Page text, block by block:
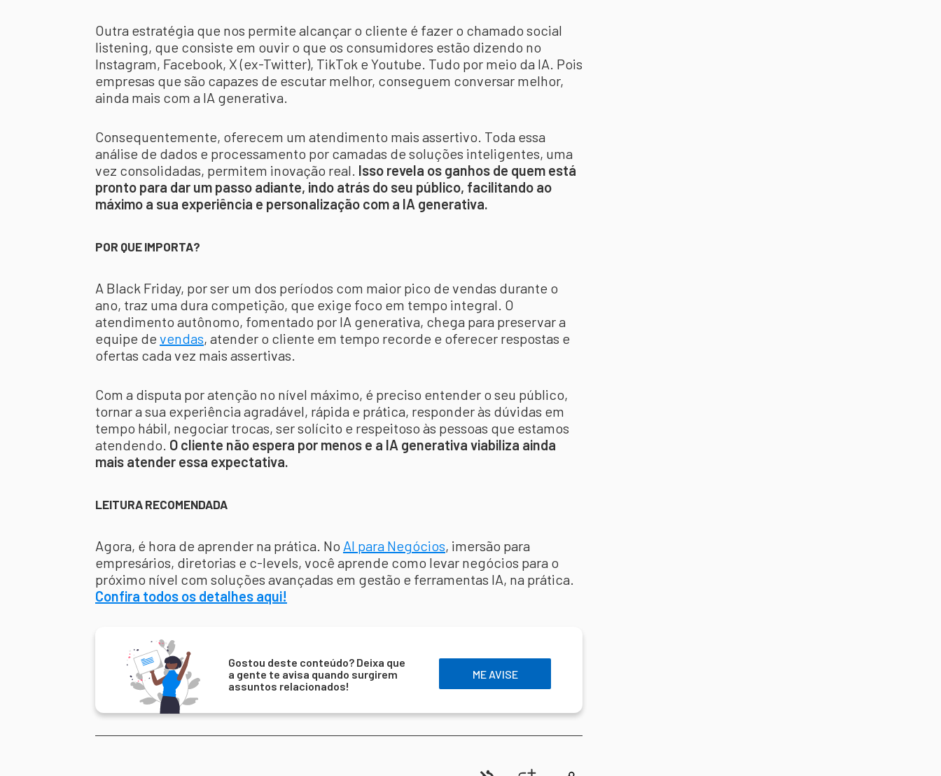
Outra estratégia que nos permite alcançar o cliente é fazer o chamado social
listening, que consiste em ouvir o que os consumidores estão dizendo no
Instagram, Facebook, X (ex-Twitter), TikTok e Youtube. Tudo por meio da IA. Pois
empresas que são capazes de escutar melhor, conseguem conversar melhor,
ainda mais com a IA generativa.
Consequentemente, oferecem um atendimento mais assertivo. Toda essa
análise de dados e processamento por camadas de soluções inteligentes, uma
vez consolidadas, permitem inovação real. Isso revela os ganhos de quem está
pronto para dar um passo adiante, indo atrás do seu público, facilitando ao
máximo a sua experiência e personalização com a IA generativa.
POR QUE IMPORTA?
A Black Friday, por ser um dos períodos com maior pico de vendas durante o
ano, traz uma dura competição, que exige foco em tempo integral. O
atendimento autônomo, fomentado por IA generativa, chega para preservar a
equipe de vendas, atender o cliente em tempo recorde e oferecer respostas e
ofertas cada vez mais assertivas.
Com a disputa por atenção no nível máximo, é preciso entender o seu público,
tornar a sua experiência agradável, rápida e prática, responder às dúvidas em
tempo hábil, negociar trocas, ser solícito e respeitoso às pessoas que estamos
atendendo. O cliente não espera por menos e a IA generativa viabiliza ainda
mais atender essa expectativa.
LEITURA RECOMENDADA
Agora, é hora de aprender na prática. No AI para Negócios, imersão para
empresários, diretorias e c-levels, você aprende como levar negócios para o
próximo nível com soluções avançadas em gestão e ferramentas IA, na prática.
Confira todos os detalhes aqui!
Gostou deste conteúdo? Deixa que
a gente te avisa quando surgirem
assuntos relacionados!
ME AVISE